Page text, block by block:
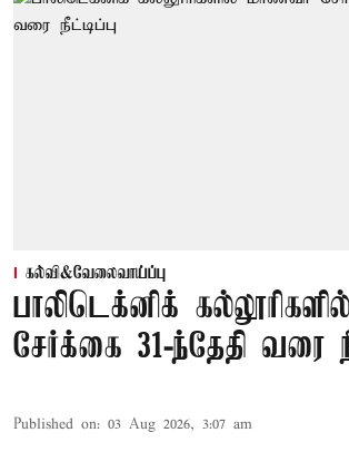
கல்வி&வேலைவாய்ப்பு
பாலிடெக்னிக்
சேர்க்கை 31-ந்தேதி வரை
Published on: 03 Aug 2026, 3:07 am